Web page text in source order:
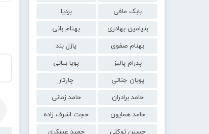
بابک مافی
بردیا
بنیامین بهادری
بهنام بانی
بهنام صفوی
پازل بند
پدرام پالیز
پویا بیاتی
پویان جناتی
چارتار
حامد برادران
حامد زمانی
حامد همایون
حجت اشرف زاده
حسین توکلی
حمید عسکری